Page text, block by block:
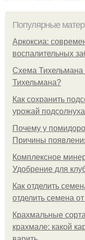
Популярные
Аркоксиа:
воспалительных
Схема Тихельмана
Тихельмана?
Как сохранить
урожай
Почему у
Причины
Комплексное
Удобрение для
Как отделить
отделить семена
Крахмальные
крахмале: какой